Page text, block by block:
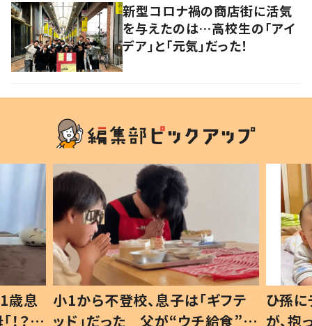
新型コロナ禍の商店街に活気
を与えたのは…高校生の「アイ
デア」と「元気」だった！
歳息
？」
小1から不登校、息子は「ギフテ
ッド」だった 父が“ウチ給食”を
ひ孫
が、